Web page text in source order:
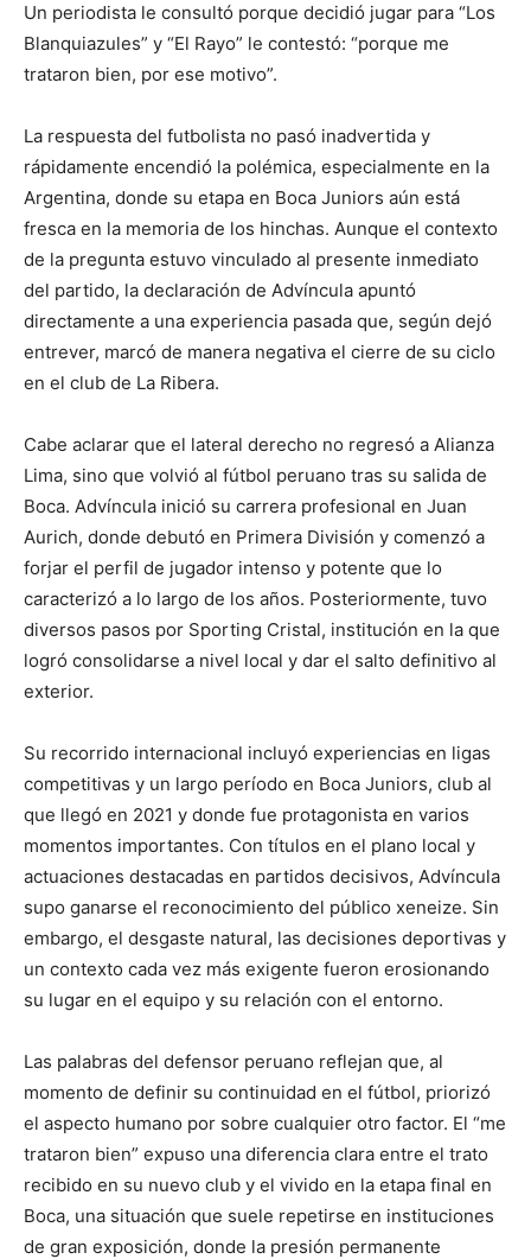
Un periodista le consultó porque decidió jugar para “Los
Blanquiazules” y “El Rayo” le contestó: “porque me
trataron bien, por ese motivo”.
La respuesta del futbolista no pasó inadvertida y
rápidamente encendió la polémica, especialmente en la
Argentina, donde su etapa en Boca Juniors aún está
fresca en la memoria de los hinchas. Aunque el contexto
de la pregunta estuvo vinculado al presente inmediato
del partido, la declaración de Advíncula apuntó
directamente a una experiencia pasada que, según dejó
entrever, marcó de manera negativa el cierre de su ciclo
en el club de La Ribera.
Cabe aclarar que el lateral derecho no regresó a Alianza
Lima, sino que volvió al fútbol peruano tras su salida de
Boca. Advíncula inició su carrera profesional en Juan
Aurich, donde debutó en Primera División y comenzó a
forjar el perfil de jugador intenso y potente que lo
caracterizó a lo largo de los años. Posteriormente, tuvo
diversos pasos por Sporting Cristal, institución en la que
logró consolidarse a nivel local y dar el salto definitivo al
exterior.
Su recorrido internacional incluyó experiencias en ligas
competitivas y un largo período en Boca Juniors, club al
que llegó en 2021 y donde fue protagonista en varios
momentos importantes. Con títulos en el plano local y
actuaciones destacadas en partidos decisivos, Advíncula
supo ganarse el reconocimiento del público xeneize. Sin
embargo, el desgaste natural, las decisiones deportivas y
un contexto cada vez más exigente fueron erosionando
su lugar en el equipo y su relación con el entorno.
Las palabras del defensor peruano reflejan que, al
momento de definir su continuidad en el fútbol, priorizó
el aspecto humano por sobre cualquier otro factor. El “me
trataron bien” expuso una diferencia clara entre el trato
recibido en su nuevo club y el vivido en la etapa final en
Boca, una situación que suele repetirse en instituciones
de gran exposición, donde la presión permanente